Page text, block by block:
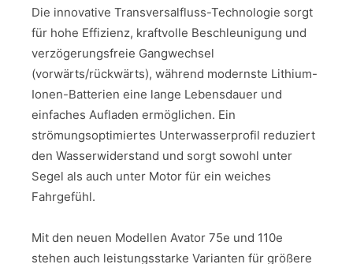
Die innovative Transversalfluss-Technologie sorgt
für hohe Effizienz, kraftvolle Beschleunigung und
verzögerungsfreie Gangwechsel
(vorwärts/rückwärts), während modernste Lithium-
Ionen-Batterien eine lange Lebensdauer und
einfaches Aufladen ermöglichen. Ein
strömungsoptimiertes Unterwasserprofil reduziert
den Wasserwiderstand und sorgt sowohl unter
Segel als auch unter Motor für ein weiches
Fahrgefühl.
Mit den neuen Modellen Avator 75e und 110e
stehen auch leistungsstarke Varianten für größere